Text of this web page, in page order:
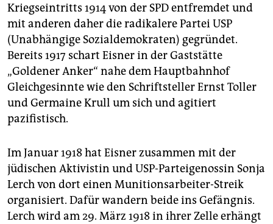
Kriegseintritts 1914 von der SPD entfremdet und
mit anderen daher die radikalere Partei USP
(Unabhängige Sozialdemokraten) gegründet.
Bereits 1917 schart Eisner in der Gaststätte
„Goldener Anker“ nahe dem Hauptbahnhof
Gleichgesinnte wie den Schriftsteller Ernst Toller
und Germaine Krull um sich und agitiert
pazifistisch.
Im Januar 1918 hat Eisner zusammen mit der
jüdischen Aktivistin und USP-Parteigenossin Sonja
Lerch von dort einen Muni­tionsarbeiter-Streik
organisiert. Dafür wandern beide ins Gefängnis.
Lerch wird am 29. März 1918 in ihrer Zelle erhängt